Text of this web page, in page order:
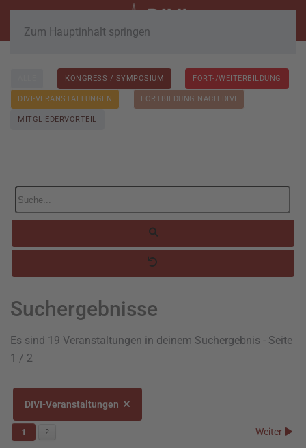
Zum Hauptinhalt springen
KONGRESS / SYMPOSIUM FORT-/WEITERBILDUNG
DIVI-VERANSTALTUNGEN FORTBILDUNG NACH DIVI
MITGLIEDERVORTEIL
Suche...
Suchergebnisse
Es sind 19 Veranstaltungen in deinem Suchergebnis - Seite
1 / 2
DIVI-Veranstaltungen
1 2 Weiter